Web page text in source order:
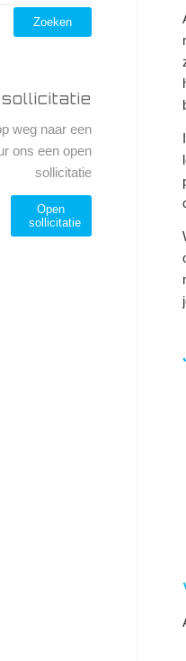
sollicitatie
weg naar een
ons een open
sollicitatie
Open
sollicitatie